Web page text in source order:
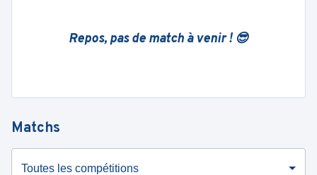
Repos, pas de match à venir ! 😎
Matchs
Toutes les compétitions